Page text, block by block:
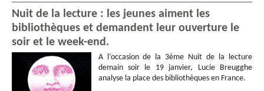
Nuit de la lecture : les jeunes aiment les
bibliothèques et demandent leur ouverture le
soir et le week-end.
A l’occasion de la 3ème Nuit de la lecture
demain soir le 19 janvier, Lucie Breugghe
analyse la place des bibliothèques en France.